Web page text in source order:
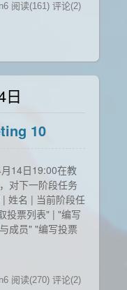
阅读(161) 评论(2)
日
10
14日19:00在教
对下一阶段任务
姓名 | 当前阶段任
投票列表" | "编写
成员" "编写投票
阅读(270) 评论(2)